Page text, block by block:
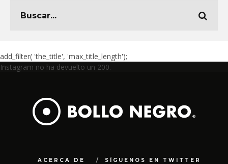
add_filter( 'the_title', 'max_title_length');
Instagram no ha devuelto un 200.
ACERCA DE SÍGUENOS EN TWITTER